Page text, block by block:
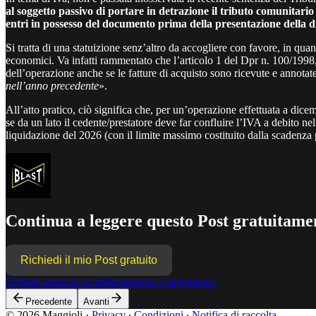
al soggetto passivo di portare in detrazione il tributo
entri in possesso del documento prima della presentazione della
Si tratta di una statuizione senz’altro da accogliere con favore, in
economici. Va infatti rammentato che l’articolo 1 del Dpr n. 100/
dell’operazione anche se le fatture di acquisto sono ricevute e
nell’anno precedente».
All’atto pratico, ciò significa che, per un’operazione effettuata a
se da un lato il cedente/prestatore deve far confluire l’IVA a debito
liquidazione del 2026 (con il limite massimo costituito dalla
Continua a leggere questo Post
Richiedi il mio Post gratuito
Oppure acquista un abbonamento a pagamento.
Precedente Avanti